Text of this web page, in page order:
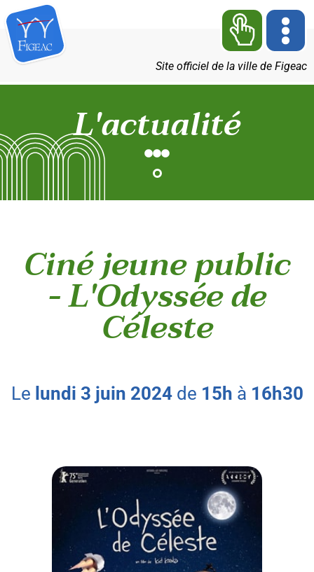
Site officiel de la ville de Figeac
L'actualité
Ciné jeune public
- L'Odyssée de
Céleste
le lundi 3 juin 2024de 15h à 16h30